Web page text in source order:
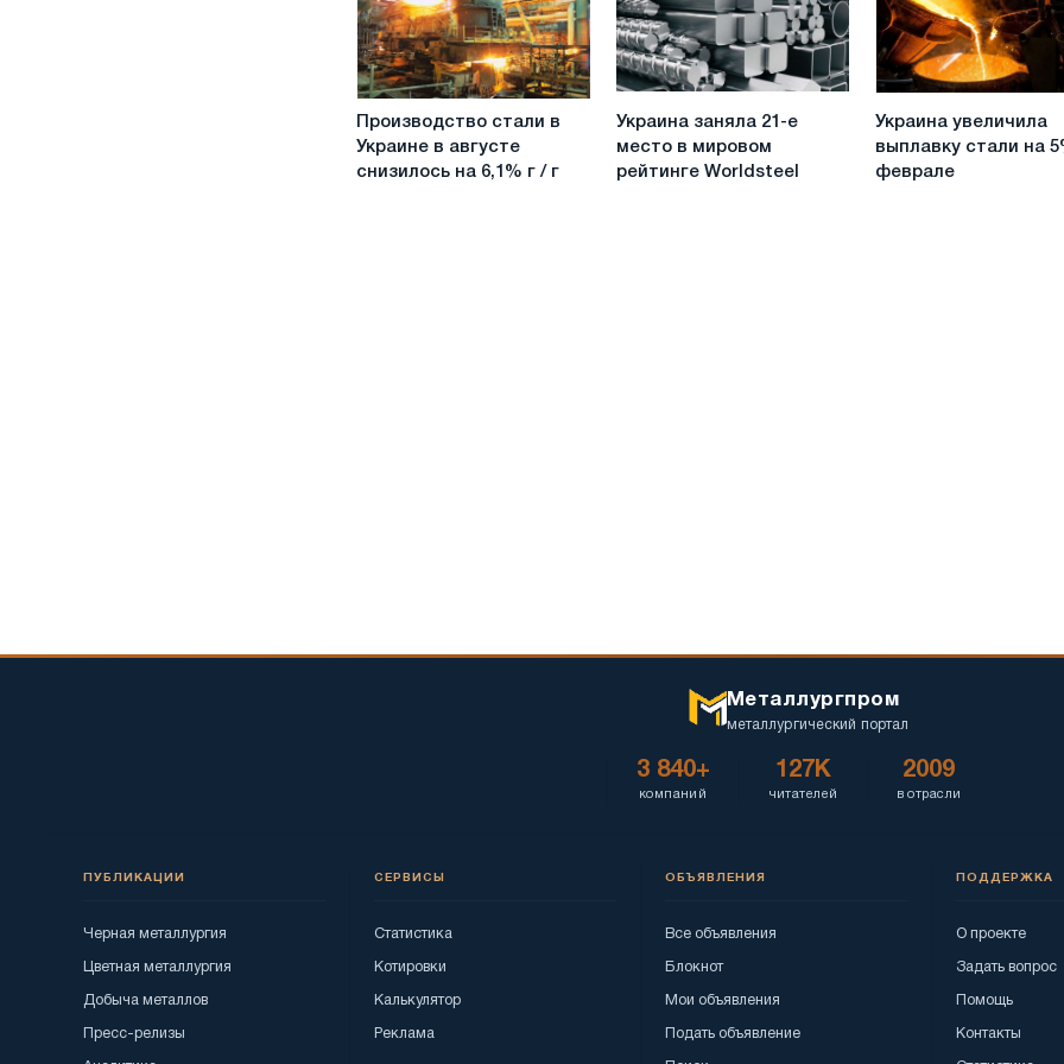
2022
года
стали
в
ноябре
упало
на
14%
—
Worldsteel
стали
Производство стали в
Украине в августе
снизилось на 6,1% г / г
заняла
е
Украина заняла 21-е
место в мировом
рейтинге Worldsteel
увеличила
выплавку
стали
Украина увеличила
выплавку стали на
феврале
Металлургпром
металлургический портал
3 840+
компаний
127K
читателей
2009
в отрасли
ПУБЛИКАЦИИ
Черная металлургия
Цветная металлургия
Добыча металлов
Пресс-релизы
СЕРВИСЫ
Статистика
Котировки
Калькулятор
Реклама
ОБЪЯВЛЕНИЯ
Все объявления
Блокнот
Мои объявления
Подать объявление
ПОДДЕРЖКА
О проекте
Задать вопрос
Помощь
Контакты